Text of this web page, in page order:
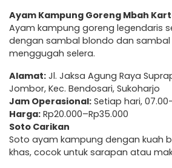
Ayam Kampung Goreng Mbah
Ayam kampung goreng legendaris
dengan sambal blondo dan
menggugah selera.
Alamat: Jl. Jaksa Agung Raya
Jombor, Kec. Bendosari, Sukoharjo
Jam Operasional: Setiap hari,
Harga: Rp20.000–Rp35.000
Soto Carikan
Soto ayam kampung dengan kuah
khas, cocok untuk sarapan atau